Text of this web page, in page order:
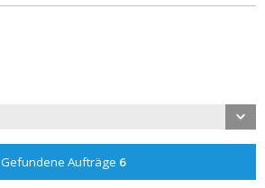
Gefundene Aufträge 6